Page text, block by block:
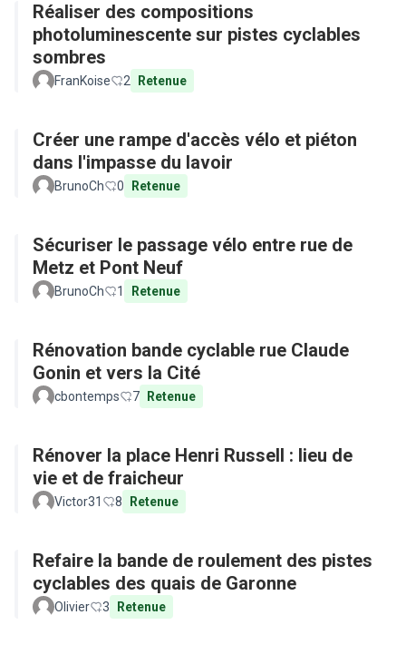
Réaliser des compositions
photoluminescente sur pistes cyclables
sombres
FranKoise 2 Retenue
Créer une rampe d'accès vélo et piéton
dans l'impasse du lavoir
BrunoCh 0 Retenue
Sécuriser le passage vélo entre rue de
Metz et Pont Neuf
BrunoCh 1 Retenue
Rénovation bande cyclable rue Claude
Gonin et vers la Cité
cbontemps 7 Retenue
Rénover la place Henri Russell : lieu de
vie et de fraicheur
Victor31 8 Retenue
Refaire la bande de roulement des pistes
cyclables des quais de Garonne
Olivier 3 Retenue